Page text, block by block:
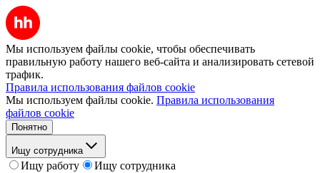
Мы используем файлы cookie, чтобы обеспечивать
правильную работу нашего веб-сайта и анализировать сетевой
трафик.
Правила использования файлов cookie
Мы используем файлы cookie. Правила использования
файлов cookie
Понятно
Ищу сотрудника
Ищу работу
Ищу сотрудника